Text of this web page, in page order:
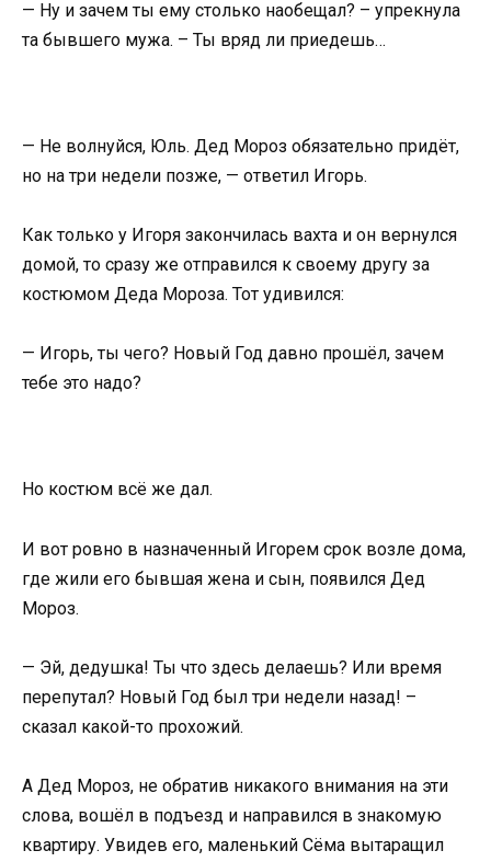
— Ну и зачем ты ему столько наобещал? – упрекнула
та бывшего мужа. – Ты вряд ли приедешь…
— Не волнуйся, Юль. Дед Мороз обязательно придёт,
но на три недели позже, — ответил Игорь.
Как только у Игоря закончилась вахта и он вернулся
домой, то сразу же отправился к своему другу за
костюмом Деда Мороза. Тот удивился:
— Игорь, ты чего? Новый Год давно прошёл, зачем
тебе это надо?
Но костюм всё же дал.
И вот ровно в назначенный Игорем срок возле дома,
где жили его бывшая жена и сын, появился Дед
Мороз.
— Эй, дедушка! Ты что здесь делаешь? Или время
перепутал? Новый Год был три недели назад! –
сказал какой-то прохожий.
А Дед Мороз, не обратив никакого внимания на эти
слова, вошёл в подъезд и направился в знакомую
квартиру. Увидев его, маленький Сёма вытаращил